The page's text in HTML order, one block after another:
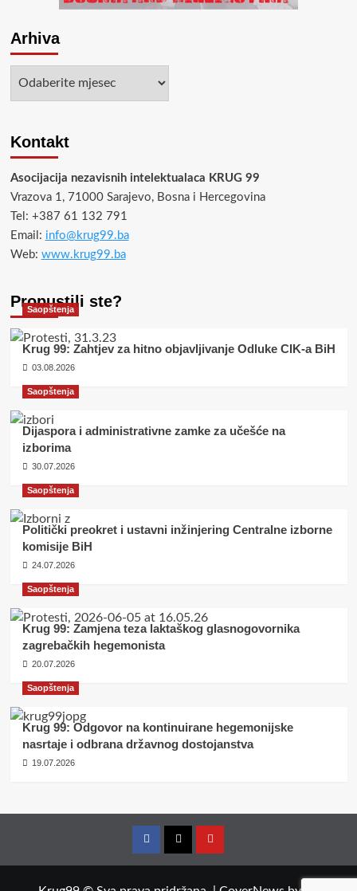
Arhiva
Kontakt
Asocijacija nezavisnih intelektualaca KRUG 99
Vrazova 1, 71000 Sarajevo, Bosna i Hercegovina
Tel: +387 61 132 791
Email: info@krug99.ba
Web: www.krug99.ba
Propustili ste?
Saopštenja
Krug 99: Zahtjev za hitno objavljivanje Odluke CIK-a BiH
03.08.2026
Saopštenja
Dijaspora i administrativne zamke za učešće na
izborima
30.07.2026
Saopštenja
Politički preokret i ustavni inžinjering Centralne izborne
komisije BiH
24.07.2026
Saopštenja
Krug 99: Zamjena teza laktaškog glasnogovornika
zagrebačkih hegemonista
20.07.2026
Saopštenja
Krug 99: Odgovor na kontinuirane hegemonijske
nasrtaje i odbrana državnog dostojanstva
19.07.2026
FacebookTwitterYouTube